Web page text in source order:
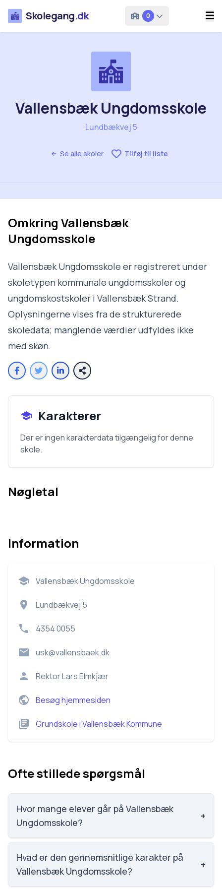
Skolegang.dk 0
Se alle skoler Tilføj til liste
Vallensbæk Ungdomsskole
Lundbækvej 5
Omkring Vallensbæk
Ungdomsskole
Vallensbæk Ungdomsskole er registreret under
skoletypen kommunale ungdomsskoler og
ungdomskostskoler i Vallensbæk Strand.
Oplysningerne vises fra de strukturerede
skoledata; manglende værdier udfyldes ikke
med skøn.
Karakterer
Der er ingen karakterdata tilgængelig for denne
skole.
Nøgletal
Information
Vallensbæk Ungdomsskole
Lundbækvej 5
4354 0055
usk@vallensbaek.dk
RektorLars Elmkjær
Besøg hjemmesiden
GrundskoleiVallensbæk Kommune
Ofte stillede spørgsmål
Hvor mange elever går på Vallensbæk
Ungdomsskole?
+
Vi har ikke data om elevtallet på Vallensbæk
Ungdomsskole.
Hvad er den gennemsnitlige karakter på
Vallensbæk Ungdomsskole?
+